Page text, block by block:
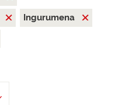
Ingurumena